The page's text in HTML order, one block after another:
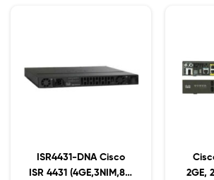
ISR4431-DNA Cisco
ISR 4431 (4GE,3NIM,8G
2GE,